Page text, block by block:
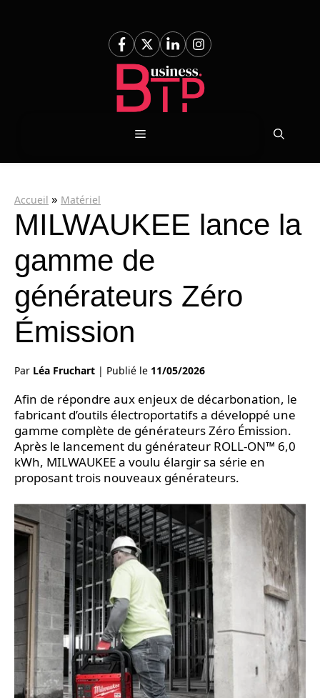
Menu
Accueil » Matériel
MILWAUKEE lance la
gamme de
générateurs Zéro
Émission
Par Léa Fruchart | Publié le 11/05/2026
Afin de répondre aux enjeux de décarbonation, le
fabricant d’outils électroportatifs a développé une
gamme complète de générateurs Zéro Émission.
Après le lancement du générateur ROLL-ON™ 6,0
kWh, MILWAUKEE a voulu élargir sa série en
proposant trois nouveaux générateurs.